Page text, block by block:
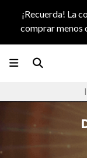
¡Recuerda! La
comprar menos